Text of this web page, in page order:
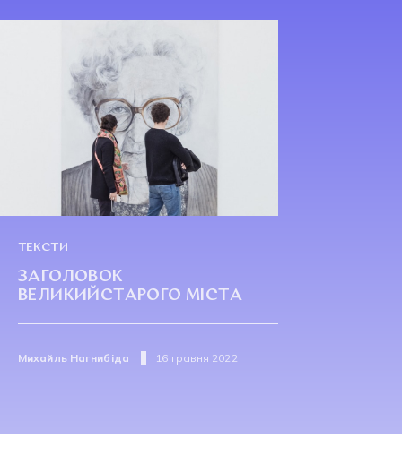
ТЕКСТИ
ЗАГОЛОВОК
ВЕЛИКИЙСТАРОГО МІСТА
Михайль Нагнибіда 16 травня 2022